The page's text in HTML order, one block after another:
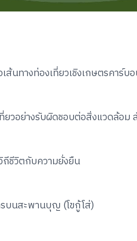
นทางท่องเที่ยวเชิงเกษตรคาร์บ
ยวอย่างรับผิดชอบต่อสิ่งแวดล้อ
ชีวิตกับความยั่งยืน
รบนสะพานบุญ (โขกู้โส่)